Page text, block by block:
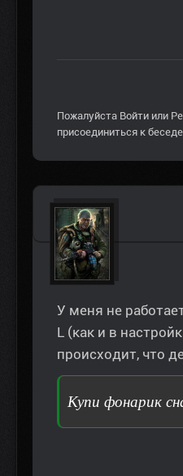
Пожалуйста Войти или
присоединиться к беседе.
У меня не
L (как и в
происходит, что
Купи фонарик